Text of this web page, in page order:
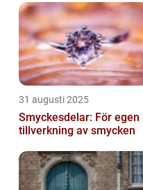
31 augusti 2025
Smyckesdelar: För egen
tillverkning av smycken